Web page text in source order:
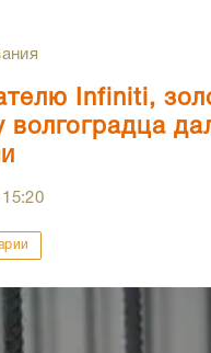
Infiniti,
волгоградца
15:20